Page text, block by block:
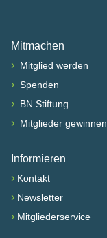
Mitmachen
› Mitglied werden
› Spenden
› BN Stiftung
› Mitglieder gewinnen
Informieren
› Kontakt
› Newsletter
› Mitgliederservice